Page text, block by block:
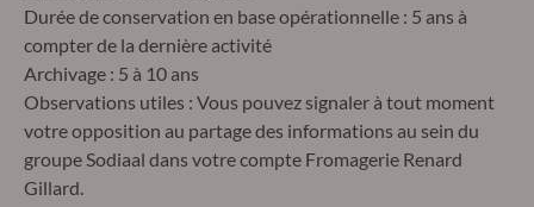
Durée de conservation en base opérationnelle : 5 ans à
compter de la dernière activité
Archivage : 5 à 10 ans
Observations utiles : Vous pouvez signaler à tout moment
votre opposition au partage des informations au sein du
groupe Sodiaal dans votre compte Fromagerie Renard
Gillard.